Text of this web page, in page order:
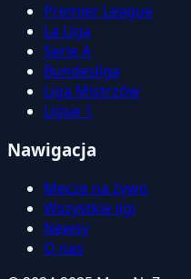
Premier League
La Liga
Serie A
Bundesliga
Liga Mistrzów
Ligue 1
Nawigacja
Mecze na żywo
Wszystkie ligi
Newsy
O nas